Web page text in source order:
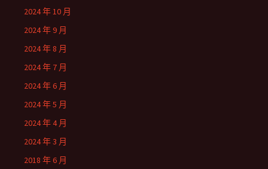
2024 年 10 月
2024 年 9 月
2024 年 8 月
2024 年 7 月
2024 年 6 月
2024 年 5 月
2024 年 4 月
2024 年 3 月
2018 年 6 月